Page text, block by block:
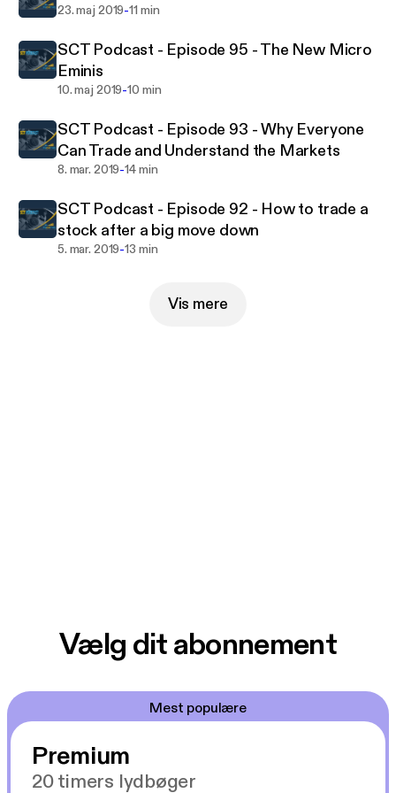
trading information without the gimmicks, which is
want to get right to meat of trading, this show is for
you.
23. maj 2019-11 min
SCT Podcast - Episode 95 - The New Micro
Eminis
10. maj 2019-10 min
SCT Podcast - Episode 93 - Why Everyone
Can Trade and Understand the Markets
8. mar. 2019-14 min
SCT Podcast - Episode 92 - How to trade a
stock after a big move down
5. mar. 2019-13 min
Vis mere
Vælg dit abonnement
Mest populære
Premium
20 timers lydbøger